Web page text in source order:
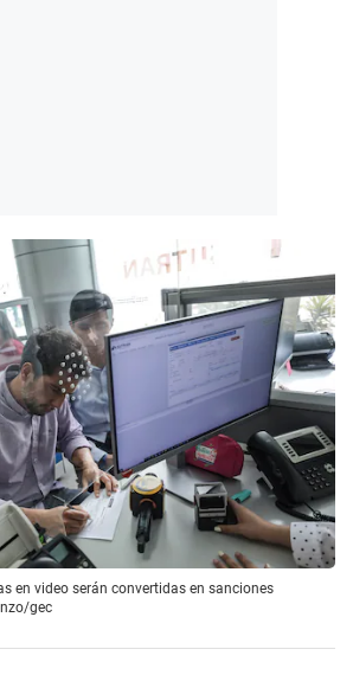
en video serán convertidas en sanciones
gec